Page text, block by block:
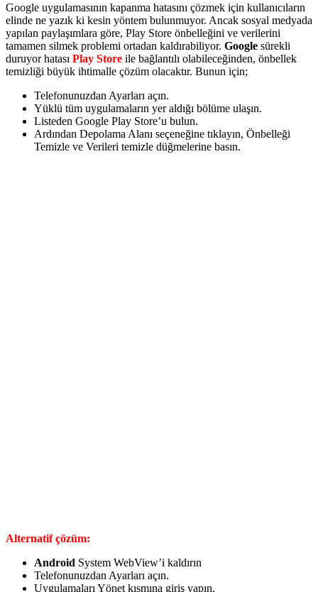
Google uygulamasının kapanma hatasını çözmek için kullanıcıların
elinde ne yazık ki kesin yöntem bulunmuyor. Ancak sosyal medyada
yapılan paylaşımlara göre, Play Store önbelleğini ve verilerini
tamamen silmek problemi ortadan kaldırabiliyor. Google sürekli
duruyor hatası Play Store ile bağlantılı olabileceğinden, önbellek
temizliği büyük ihtimalle çözüm olacaktır. Bunun için;
Telefonunuzdan Ayarları açın.
Yüklü tüm uygulamaların yer aldığı bölüme ulaşın.
Listeden Google Play Store’u bulun.
Ardından Depolama Alanı seçeneğine tıklayın, Önbelleği
Temizle ve Verileri temizle düğmelerine basın.
Alternatif çözüm:
Android System WebView’i kaldırın
Telefonunuzdan Ayarları açın.
Uygulamaları Yönet kısmına giriş yapın.